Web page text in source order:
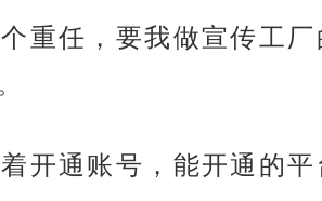
重任，要我做宣传工
开通账号，能开通的平